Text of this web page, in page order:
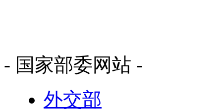
- 国家部委网站 -
外交部